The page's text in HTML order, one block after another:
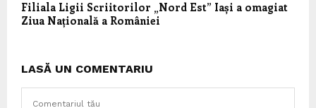
Filiala Ligii Scriitorilor „Nord Est” Iași a omagiat
Ziua Națională a României
LASĂ UN COMENTARIU